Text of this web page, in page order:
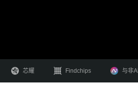
芯耀 Findchips 与非AI